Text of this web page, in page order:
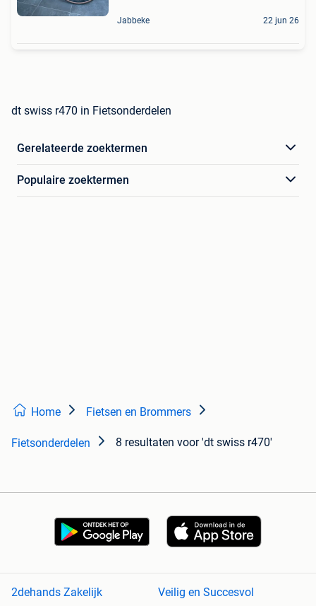
Jabbeke 22 jun 26
dt swiss r470 in Fietsonderdelen
Gerelateerde zoektermen
Populaire zoektermen
Home Fietsen en Brommers
Fietsonderdelen 8 resultaten voor 'dt swiss r470'
2dehands Zakelijk Veilig en Succesvol